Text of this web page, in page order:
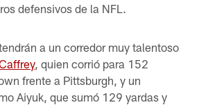
defensivos de la NFL.
a un corredor muy talentoso
, quien corrió para 152
frente a Pittsburgh, y un
Aiyuk, que sumó 129 yardas y